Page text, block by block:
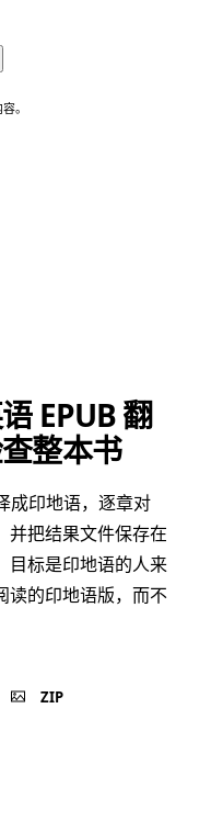
。
EPUB 翻
整本书
成印地语，逐章对
并把结果文件保存在
目标是印地语的人来
读的印地语版，而不
ZIP